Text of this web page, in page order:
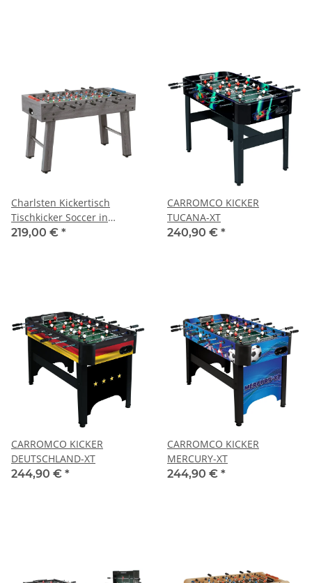
Charlsten Kickertisch
Tischkicker Soccer in
verschiedenen
219,00 € *
CARROMCO KICKER
TUCANA-XT
240,90 € *
CARROMCO KICKER
DEUTSCHLAND-XT
244,90 € *
CARROMCO KICKER
MERCURY-XT
244,90 € *